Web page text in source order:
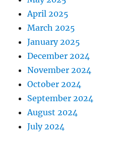
April 2025
March 2025
January 2025
December 2024
November 2024
October 2024
September 2024
August 2024
July 2024